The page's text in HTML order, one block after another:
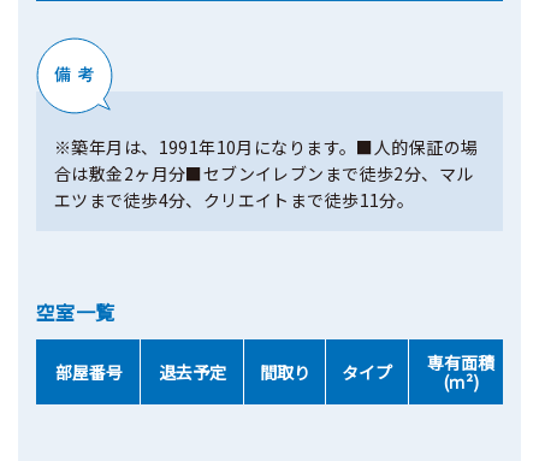
※築年月は、1991年10月になります。■人的保証の場
合は敷金2ヶ月分■セブンイレブンまで徒歩2分、マル
エツまで徒歩4分、クリエイトまで徒歩11分。
空室一覧
部屋番号 退去予定 間取り タイプ
専有面積
(ｍ²)